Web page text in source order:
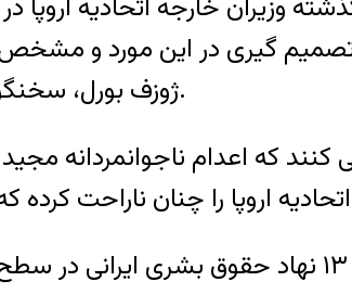
وزیران خارجه اتحادیه اروپا
ژوزف بورل، سخنگوی سیاست خارجی اتحادیه اروپا، اعلام کرد که تحریم ها همچنان در دست بررسی است.
کنند که اعدام ناجوانمردانه
همزمان با این تحولات ۱۳ نهاد